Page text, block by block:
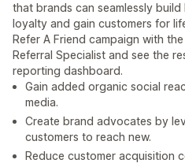
that brands can seamlessly
loyalty and gain customers for
Refer A Friend campaign with
Referral Specialist and see the
reporting dashboard.
Gain added organic social
media.
Create brand advocates by
customers to reach new.
Reduce customer acquisition